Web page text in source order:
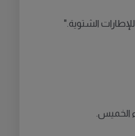
الشتوية."